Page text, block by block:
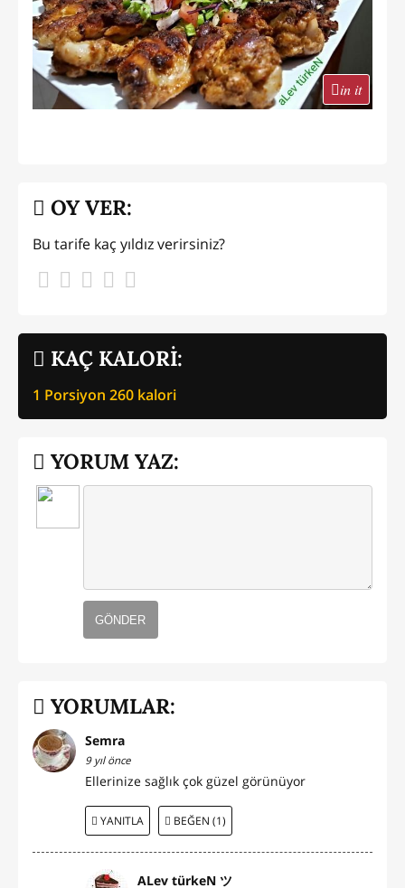
in it
KAÇ KALORİ:
1 Porsiyon 260 kalori
OY VER:
Bu tarife kaç yıldız verirsiniz?
YORUM YAZ:
GÖNDER
YORUMLAR:
Semra
9 yıl önce
Ellerinize sağlık çok güzel görünüyor
YANITLA BEĞEN (1)
ALev türkeN ツ